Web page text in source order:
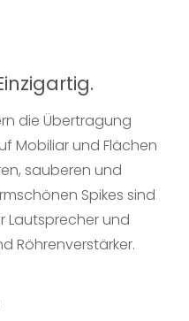
die Übertragung
Mobiliar und Flächen
sauberen und
Spikes sind
Lautsprecher und
Röhrenverstärker.